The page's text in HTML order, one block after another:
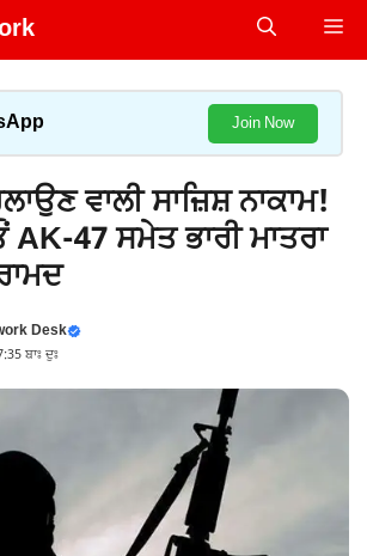
Join Now
ਵਾਲੀ ਸਾਜ਼ਿਸ਼ ਨਾਕਾਮ!
47 ਸਮੇਤ ਭਾਰੀ ਮਾਤਰਾ
Desk
ਬਾਃ ਦੁਃ